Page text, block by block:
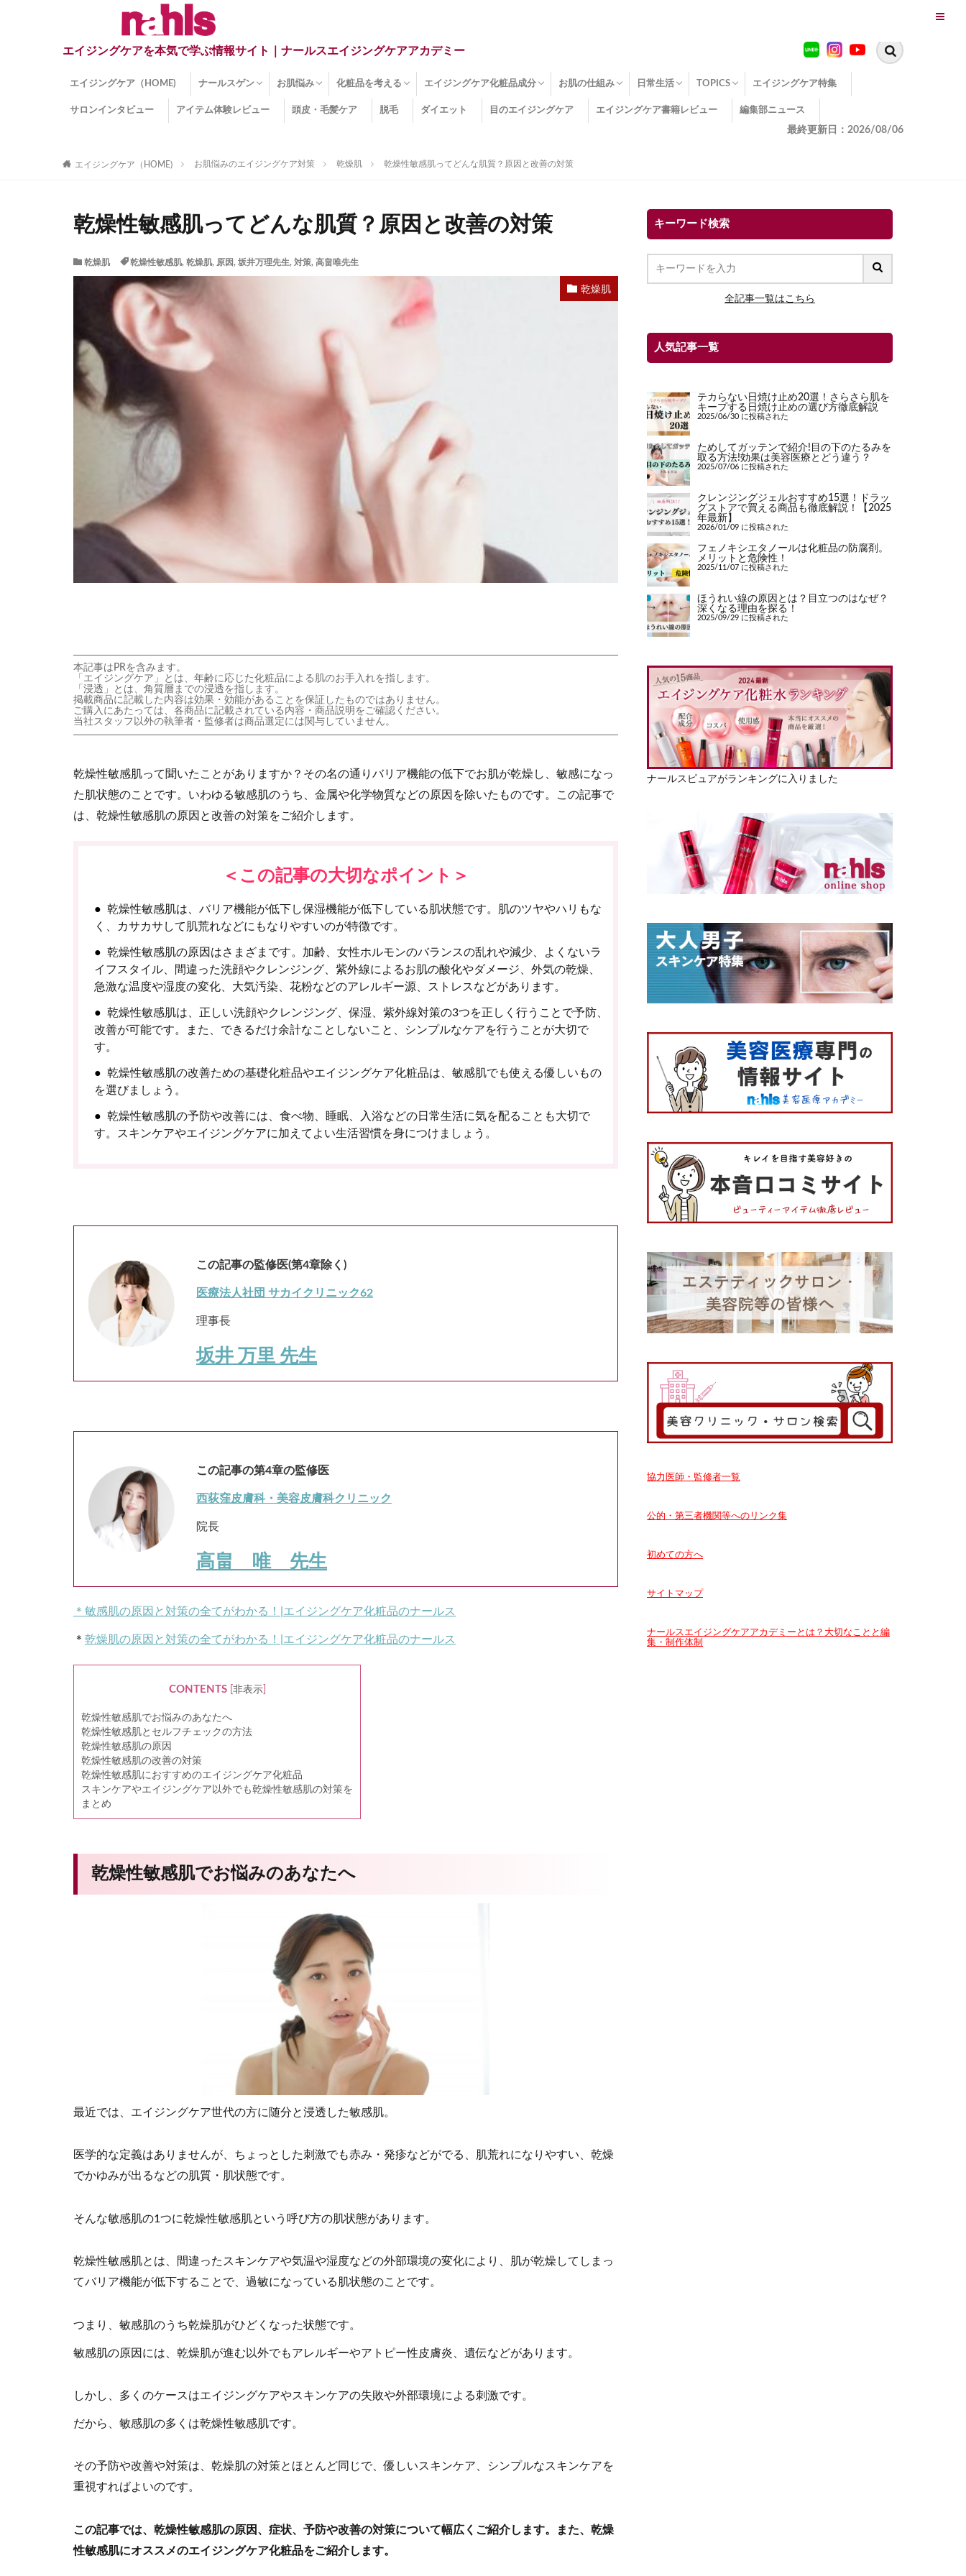
エイジングケアを本気で学ぶ情報サイト｜ナールスエイジングケアアカデミー
エイジングケア（HOME) ナールスゲン
ナールスゲンとは？
ナールスゲン関連成分
お肌悩み
インナードライ肌
くすみ
目の下のクマ
しみ
しわ
顔・頭皮のたるみ
ほうれい線
毛穴
手荒れ
乾燥肌
敏感肌
紫外線ダメージ
薄毛
その他のお肌悩み
化粧品を考える
エイジングケア化粧品
化粧水
美容液
保湿クリーム
酵素洗顔
ハンドクリーム
フェイスマスク
ほうれい線化粧品
コラーゲン化粧品
メイク化粧品
洗顔・クレンジング
オールインワン化粧品
その他の化粧品
エイジングケア化粧品成分
エイジングケア化粧品(成分)
セラミド
ネオダーミル
プロテオグリカン
ビタミンC誘導体
コラーゲン
その他の化粧品成分
お肌の仕組み
エイジング
ターンオーバー
皮下組織
表皮
真皮
表皮常在菌
女性ホルモン
その他
日常生活
糖化
便秘
TOPICS
エイジングケア TOPICS
コラーゲンサプリの効果
エイジングケアクイズ
季節別のエイジングケア
幸福とエイジングケア
温活でアンチエイジング
イオン導入
エイジングケア3つのポイント
エイジングケアセミナー
エイジングケアトピックス
動画でみるエイジングケア
エイジングケア特集
サロンインタビュー アイテム体験レビュー 頭皮・毛髪ケア 脱毛 ダイエット 目のエイジングケア エイジングケア書籍レビュー 編集部ニュース
最終更新日：2026/08/06
エイジングケア（HOME) お肌悩みのエイジングケア対策 乾燥肌 乾燥性敏感肌ってどんな肌質？原因と改善の対策
乾燥性敏感肌ってどんな肌質？原因と改善の対策
乾燥肌 乾燥性敏感肌, 乾燥肌, 原因, 坂井万理先生, 対策, 高畠唯先生
乾燥肌
本記事はPRを含みます。
「エイジングケア」とは、年齢に応じた化粧品による肌のお手入れを指します。
「浸透」とは、角質層までの浸透を指します。
掲載商品に記載した内容は効果・効能があることを保証したものではありません。
ご購入にあたっては、各商品に記載されている内容・商品説明をご確認ください。
当社スタッフ以外の執筆者・監修者は商品選定には関与していません。
乾燥性敏感肌って聞いたことがありますか？その名の通りバリア機能の低下でお肌が乾燥し、敏感になっ
た肌状態のことです。いわゆる敏感肌のうち、金属や化学物質などの原因を除いたものです。この記事で
は、乾燥性敏感肌の原因と改善の対策をご紹介します。
＜この記事の大切なポイント＞
乾燥性敏感肌は、バリア機能が低下し保湿機能が低下している肌状態です。肌のツヤやハリもな
く、カサカサして肌荒れなどにもなりやすいのが特徴です。
乾燥性敏感肌の原因はさまざまです。加齢、女性ホルモンのバランスの乱れや減少、よくないラ
イフスタイル、間違った洗顔やクレンジング、紫外線によるお肌の酸化やダメージ、外気の乾燥、
急激な温度や湿度の変化、大気汚染、花粉などのアレルギー源、ストレスなどがあります。
乾燥性敏感肌は、正しい洗顔やクレンジング、保湿、紫外線対策の3つを正しく行うことで予防、
改善が可能です。また、できるだけ余計なことしないこと、シンプルなケアを行うことが大切で
す。
乾燥性敏感肌の改善ための基礎化粧品やエイジングケア化粧品は、敏感肌でも使える優しいもの
を選びましょう。
乾燥性敏感肌の予防や改善には、食べ物、睡眠、入浴などの日常生活に気を配ることも大切で
す。スキンケアやエイジングケアに加えてよい生活習慣を身につけましょう。
この記事の監修医(第4章除く)
医療法人社団 サカイクリニック62
理事長
坂井 万里 先生
この記事の第4章の監修医
西荻窪皮膚科・美容皮膚科クリニック
院長
高畠 唯 先生
＊敏感肌の原因と対策の全てがわかる！|エイジングケア化粧品のナールス
＊ 乾燥肌の原因と対策の全てがわかる！|エイジングケア化粧品のナールス
CONTENTS 非表示]
乾燥性敏感肌でお悩みのあなたへ
乾燥性敏感肌とセルフチェックの方法
乾燥性敏感肌の原因
乾燥性敏感肌の改善の対策
乾燥性敏感肌におすすめのエイジングケア化粧品
スキンケアやエイジングケア以外でも乾燥性敏感肌の対策を
まとめ
乾燥性敏感肌でお悩みのあなたへ
最近では、エイジングケア世代の方に随分と浸透した敏感肌。
医学的な定義はありませんが、ちょっとした刺激でも赤み・発疹などがでる、肌荒れになりやすい、乾燥
でかゆみが出るなどの肌質・肌状態です。
そんな敏感肌の1つに乾燥性敏感肌という呼び方の肌状態があります。
乾燥性敏感肌とは、間違ったスキンケアや気温や湿度などの外部環境の変化により、肌が乾燥してしまっ
てバリア機能が低下することで、過敏になっている肌状態のことです。
つまり、敏感肌のうち乾燥肌がひどくなった状態です。
敏感肌の原因には、乾燥肌が進む以外でもアレルギーやアトピー性皮膚炎、遺伝などがあります。
しかし、多くのケースはエイジングケアやスキンケアの失敗や外部環境による刺激です。
だから、敏感肌の多くは乾燥性敏感肌です。
その予防や改善や対策は、乾燥肌の対策とほとんど同じで、優しいスキンケア、シンプルなスキンケアを
重視すればよいのです。
この記事では、乾燥性敏感肌の原因、症状、予防や改善の対策について幅広くご紹介します。また、乾燥
性敏感肌にオススメのエイジングケア化粧品をご紹介します。
キーワード検索
全記事一覧はこちら
人気記事一覧
テカらない日焼け止め20選！さらさら肌を
キープする日焼け止めの選び方徹底解説
2025/06/30 に投稿された
ためしてガッテンで紹介!目の下のたるみを
取る方法!効果は美容医療とどう違う？
2025/07/06 に投稿された
クレンジングジェルおすすめ15選！ドラッ
グストアで買える商品も徹底解説！【2025
年最新】
2026/01/09 に投稿された
フェノキシエタノールは化粧品の防腐剤。
メリットと危険性！
2025/11/07 に投稿された
ほうれい線の原因とは？目立つのはなぜ？
深くなる理由を探る！
2025/09/29 に投稿された
ナールスピュアがランキングに入りました
協力医師・監修者一覧
公的・第三者機関等へのリンク集
初めての方へ
サイトマップ
ナールスエイジングケアアカデミーとは？大切なことと編
集・制作体制